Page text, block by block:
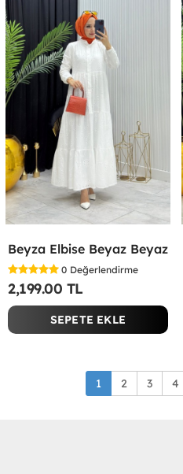
Beyza Elbise Beyaz Beyaz
0 Değerlendirme
2,199.00 TL
SEPETE EKLE
1 2 3 4